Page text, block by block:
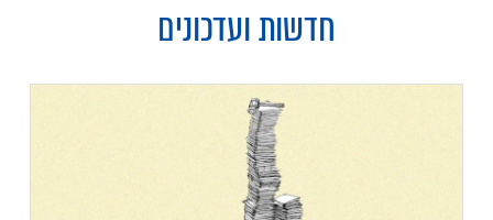
חדשות ועדכונים